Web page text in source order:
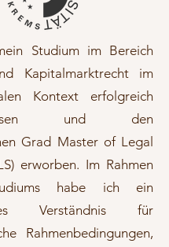
Studium im Bereich
Kapitalmarktrecht im
Kontext erfolgreich
und den
Grad Master of Legal
erworben. Im Rahmen
habe ich ein
Verständnis für
Rahmenbedingungen,